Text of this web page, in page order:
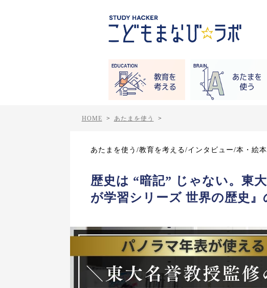
HOME > あたまを使う >
あたまを使う/教育を考える/インタビュー/本・絵
歴史は “暗記” じゃない。東
が学習シリーズ 世界の歴史』